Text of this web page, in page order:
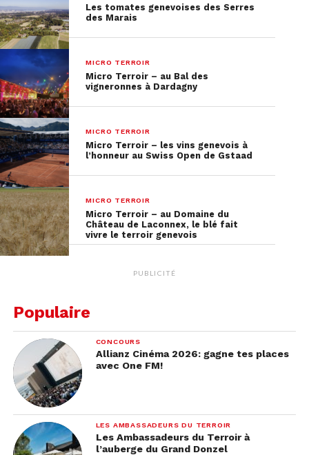
Les tomates genevoises des Serres
des Marais
MICRO TERROIR
Micro Terroir – au Bal des
vigneronnes à Dardagny
MICRO TERROIR
Micro Terroir – les vins genevois à
l’honneur au Swiss Open de Gstaad
MICRO TERROIR
Micro Terroir – au Domaine du
Château de Laconnex, le blé fait
vivre le terroir genevois
PUBLICITÉ
Populaire
CONCOURS
Allianz Cinéma 2026: gagne tes places
avec One FM!
LES AMBASSADEURS DU TERROIR
Les Ambassadeurs du Terroir à
l’auberge du Grand Donzel